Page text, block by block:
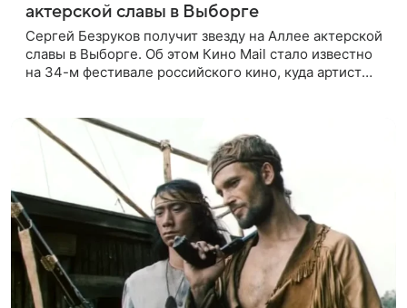
актерской славы в Выборге
Сергей Безруков получит звезду на Аллее актерской
славы в Выборге. Об этом Кино Mail стало известно
на 34-м фестивале российского кино, куда артист